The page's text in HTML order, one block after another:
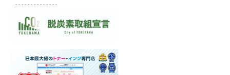
- - - - - - - - - - - - - -